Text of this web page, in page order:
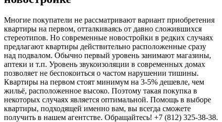
Многие покупатели не рассматривают вариант приобретения
квартиры на первом, отталкиваясь от давно сложившихся
стереотипов. Но современные новостройки в редких случаях
предлагают квартиры действительно расположенные сразу
над подвалом. Обычно первый уровень занимают магазины,
аптеки и т.п. Уровень звукоизоляции в современных домах
позволяет не беспокоиться о частом нарушении тишины.
Квартиры на первом стоят минимум на 3-5% дешевле, чем
жильё, расположенное высоко. Поэтому такая покупка в
некоторых случаях является оптимальной. Помощь в выборе
квартиры, подходящей именно вам, вы всегда сможете
получить в нашем агентстве. Обращайтесь! +7 (812) 325-38-38.